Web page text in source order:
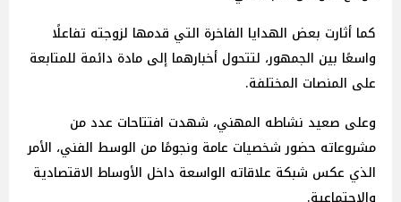
كما أثارت بعض الهدايا الفاخرة التي قدمها لزوجته تفاعلًا
واسعًا بين الجمهور، لتتحول أخبارهما إلى مادة دائمة للمتابعة
على المنصات المختلفة.
وعلى صعيد نشاطه المهني، شهدت افتتاحات عدد من
مشروعاته حضور شخصيات عامة ونجومًا من الوسط الفني، الأمر
الذي عكس شبكة علاقاته الواسعة داخل الأوساط الاقتصادية